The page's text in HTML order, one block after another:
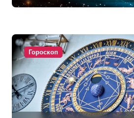
Гороскоп